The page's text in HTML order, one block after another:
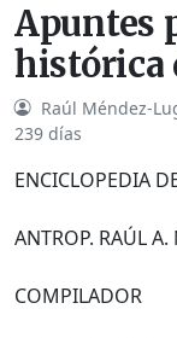
Apuntes
histórica
Raúl Méndez-
239 días
ENCICLOPEDIA
ANTROP. RAÚL
COMPILADOR